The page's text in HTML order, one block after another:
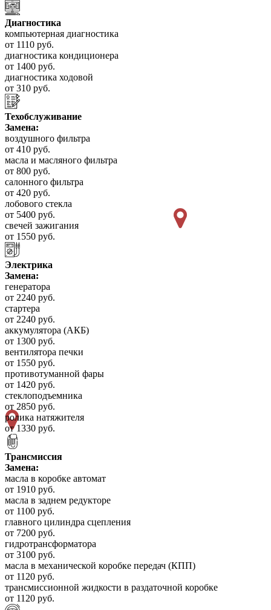
Диагностика
компьютерная диагностика
от 1110 руб.
диагностика кондиционера
от 1400 руб.
диагностика ходовой
от 310 руб.
Техобслуживание
Замена:
воздушного фильтра
от 410 руб.
масла и масляного фильтра
от 800 руб.
салонного фильтра
от 420 руб.
лобового стекла
от 5400 руб.
свечей зажигания
от 1550 руб.
Электрика
Замена:
генератора
от 2240 руб.
стартера
от 2240 руб.
аккумулятора (АКБ)
от 1300 руб.
вентилятора печки
от 1550 руб.
противотуманной фары
от 1420 руб.
стеклоподъемника
от 2850 руб.
ролика натяжителя
от 1330 руб.
Трансмиссия
Замена:
масла в коробке автомат
от 1910 руб.
масла в заднем редукторе
от 1100 руб.
главного цилиндра сцепления
от 7200 руб.
гидротрансформатора
от 3100 руб.
масла в механической коробке передач (КПП)
от 1120 руб.
трансмиссионной жидкости в раздаточной коробке
от 1120 руб.